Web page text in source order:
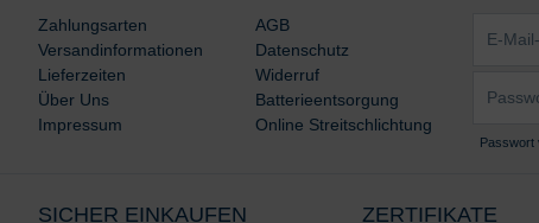
Zahlungsarten
Versandinformationen
Lieferzeiten
Über Uns
Impressum
AGB
Datenschutz
Widerruf
Batterieentsorgung
Online Streitschlichtung
Mail-
Passwort
SICHER EINKAUFEN ZERTIFIKATE